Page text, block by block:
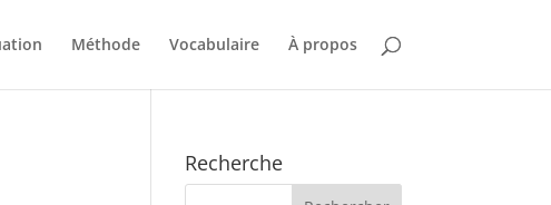
Méthode Vocabulaire À propos
Recherche